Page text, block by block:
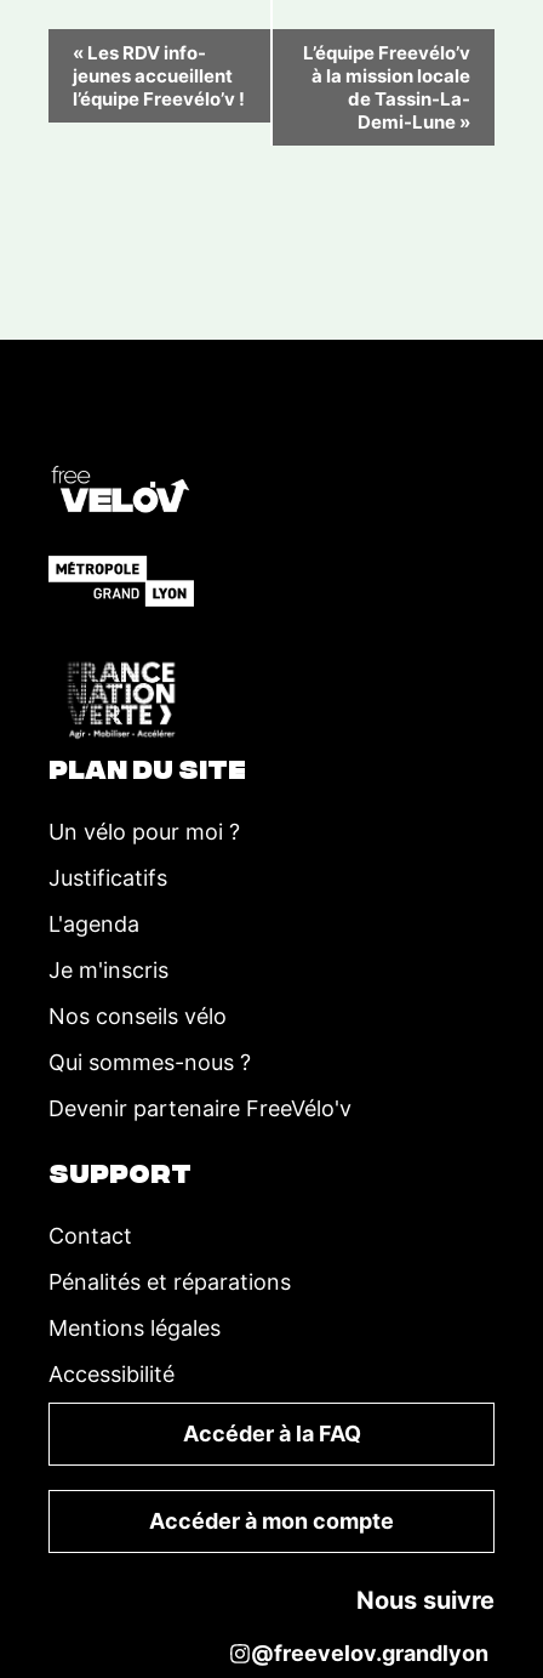
v
o
è
e
m
« Les RDV info-
jeunes accueillent
l’équipe Freevélo’v !
L’équipe Freevélo’v
à la mission locale
de Tassin-La-
Demi-Lune »
PLAN DU SITE
Un vélo pour moi ?
Justificatifs
L'agenda
Je m'inscris
Nos conseils vélo
Qui sommes-nous ?
Devenir partenaire FreeVélo'v
SUPPORT
Contact
Pénalités et réparations
Mentions légales
Accessibilité
Accéder à la FAQ
Accéder à mon compte
Nous suivre
@freevelov.grandlyon